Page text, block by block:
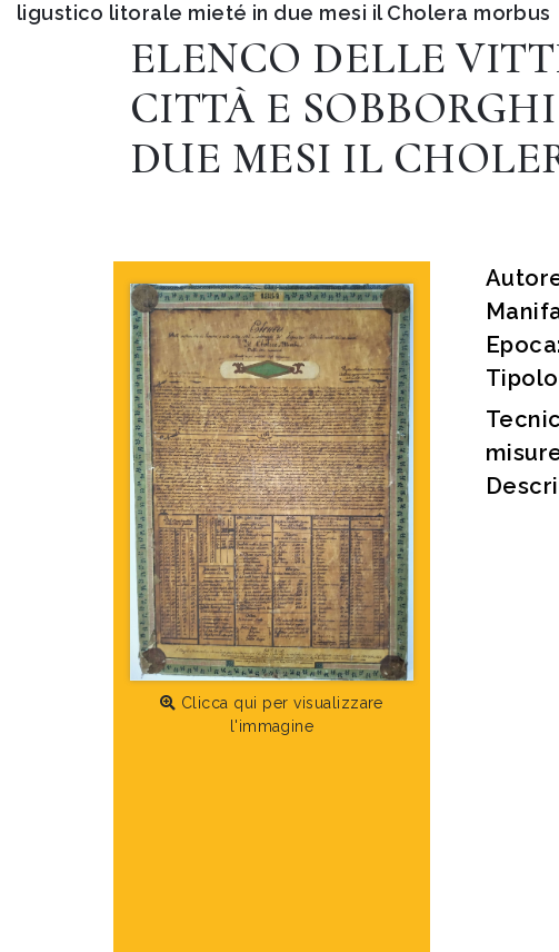
ligustico litorale mieté in due mesi il Cholera morbus
ELENCO DELLE
CITTÀ E
DUE MESI IL
Clicca qui per visualizzare
l'immagine